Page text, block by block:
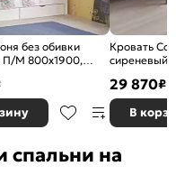
без обивки
П/М 800x1900,
Кровать
сиреневый
изголовье
29 870₽
В
спальни на